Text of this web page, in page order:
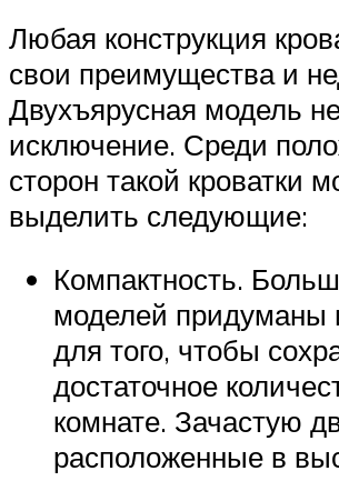
Любая конструкция
свои преимущества и
Двухъярусная модель
исключение. Среди
сторон такой кроватки
выделить следующие:
Компактность.
моделей придуманы
для того, чтобы
достаточное
комнате. Зачастую
расположенные в